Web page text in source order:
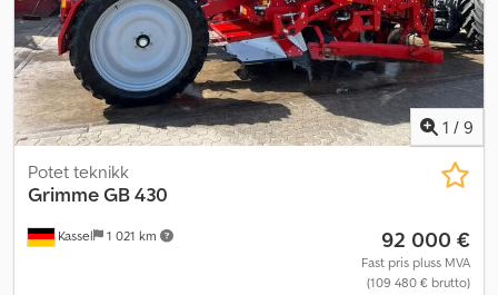
1 / 9
Kassel 1 021 km
Potet teknikk
GrimmeGB 430
92 000 €
Fast pris pluss MVA
(109 480 € brutto)